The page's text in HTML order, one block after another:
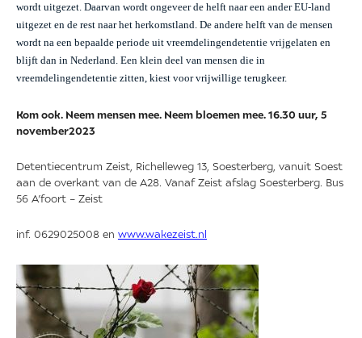
wordt uitgezet. Daarvan wordt ongeveer de helft naar een ander EU-land
uitgezet en de rest naar het herkomstland. De andere helft van de mensen
wordt na een bepaalde periode uit vreemdelingendetentie vrijgelaten en
blijft dan in Nederland. Een klein deel van mensen die in
vreemdelingendetentie zitten, kiest voor vrijwillige terugkeer.
Kom ook. Neem mensen mee. Neem bloemen mee. 16.30 uur, 5
november2023
Detentiecentrum Zeist, Richelleweg 13, Soesterberg, vanuit Soest
aan de overkant van de A28. Vanaf Zeist afslag Soesterberg. Bus
56 A’foort – Zeist
inf. 0629025008 en www.wakezeist.nl